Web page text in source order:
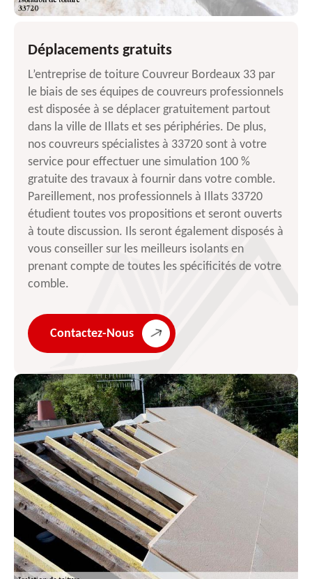
Déplacements gratuits
L’entreprise de toiture Couvreur Bordeaux 33 par
le biais de ses équipes de couvreurs professionnels
est disposée à se déplacer gratuitement partout
dans la ville de Illats et ses périphéries. De plus,
nos couvreurs spécialistes à 33720 sont à votre
service pour effectuer une simulation 100 %
gratuite des travaux à fournir dans votre comble.
Pareillement, nos professionnels à Illats 33720
étudient toutes vos propositions et seront ouverts
à toute discussion. Ils seront également disposés à
vous conseiller sur les meilleurs isolants en
prenant compte de toutes les spécificités de votre
comble.
Contactez-Nous